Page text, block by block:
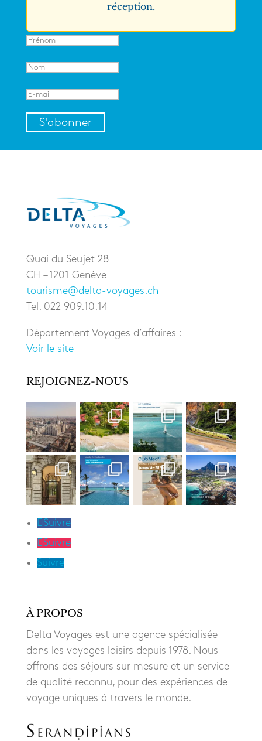
réception.
S'abonner
Quai du Seujet 28
CH – 1201 Genève
tourisme@delta-voyages.ch
Tel. 022 909.10.14
Département Voyages d’affaires :
Voir le site
REJOIGNEZ-NOUS
Suivre
Suivre
Suivre
À PROPOS
Delta Voyages est une agence spécialisée
dans les voyages loisirs depuis 1978. Nous
offrons des séjours sur mesure et un service
de qualité reconnu, pour des expériences de
voyage uniques à travers le monde.